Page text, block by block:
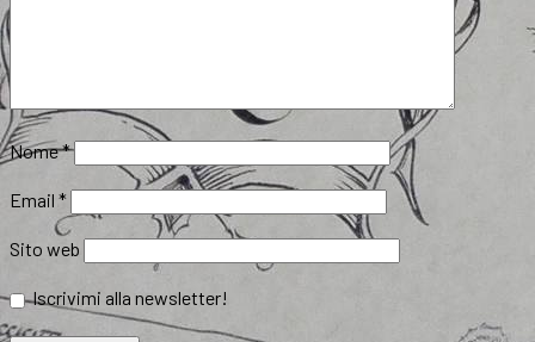
Nome*
Email *
Sito web
Iscrivimi alla newsletter!